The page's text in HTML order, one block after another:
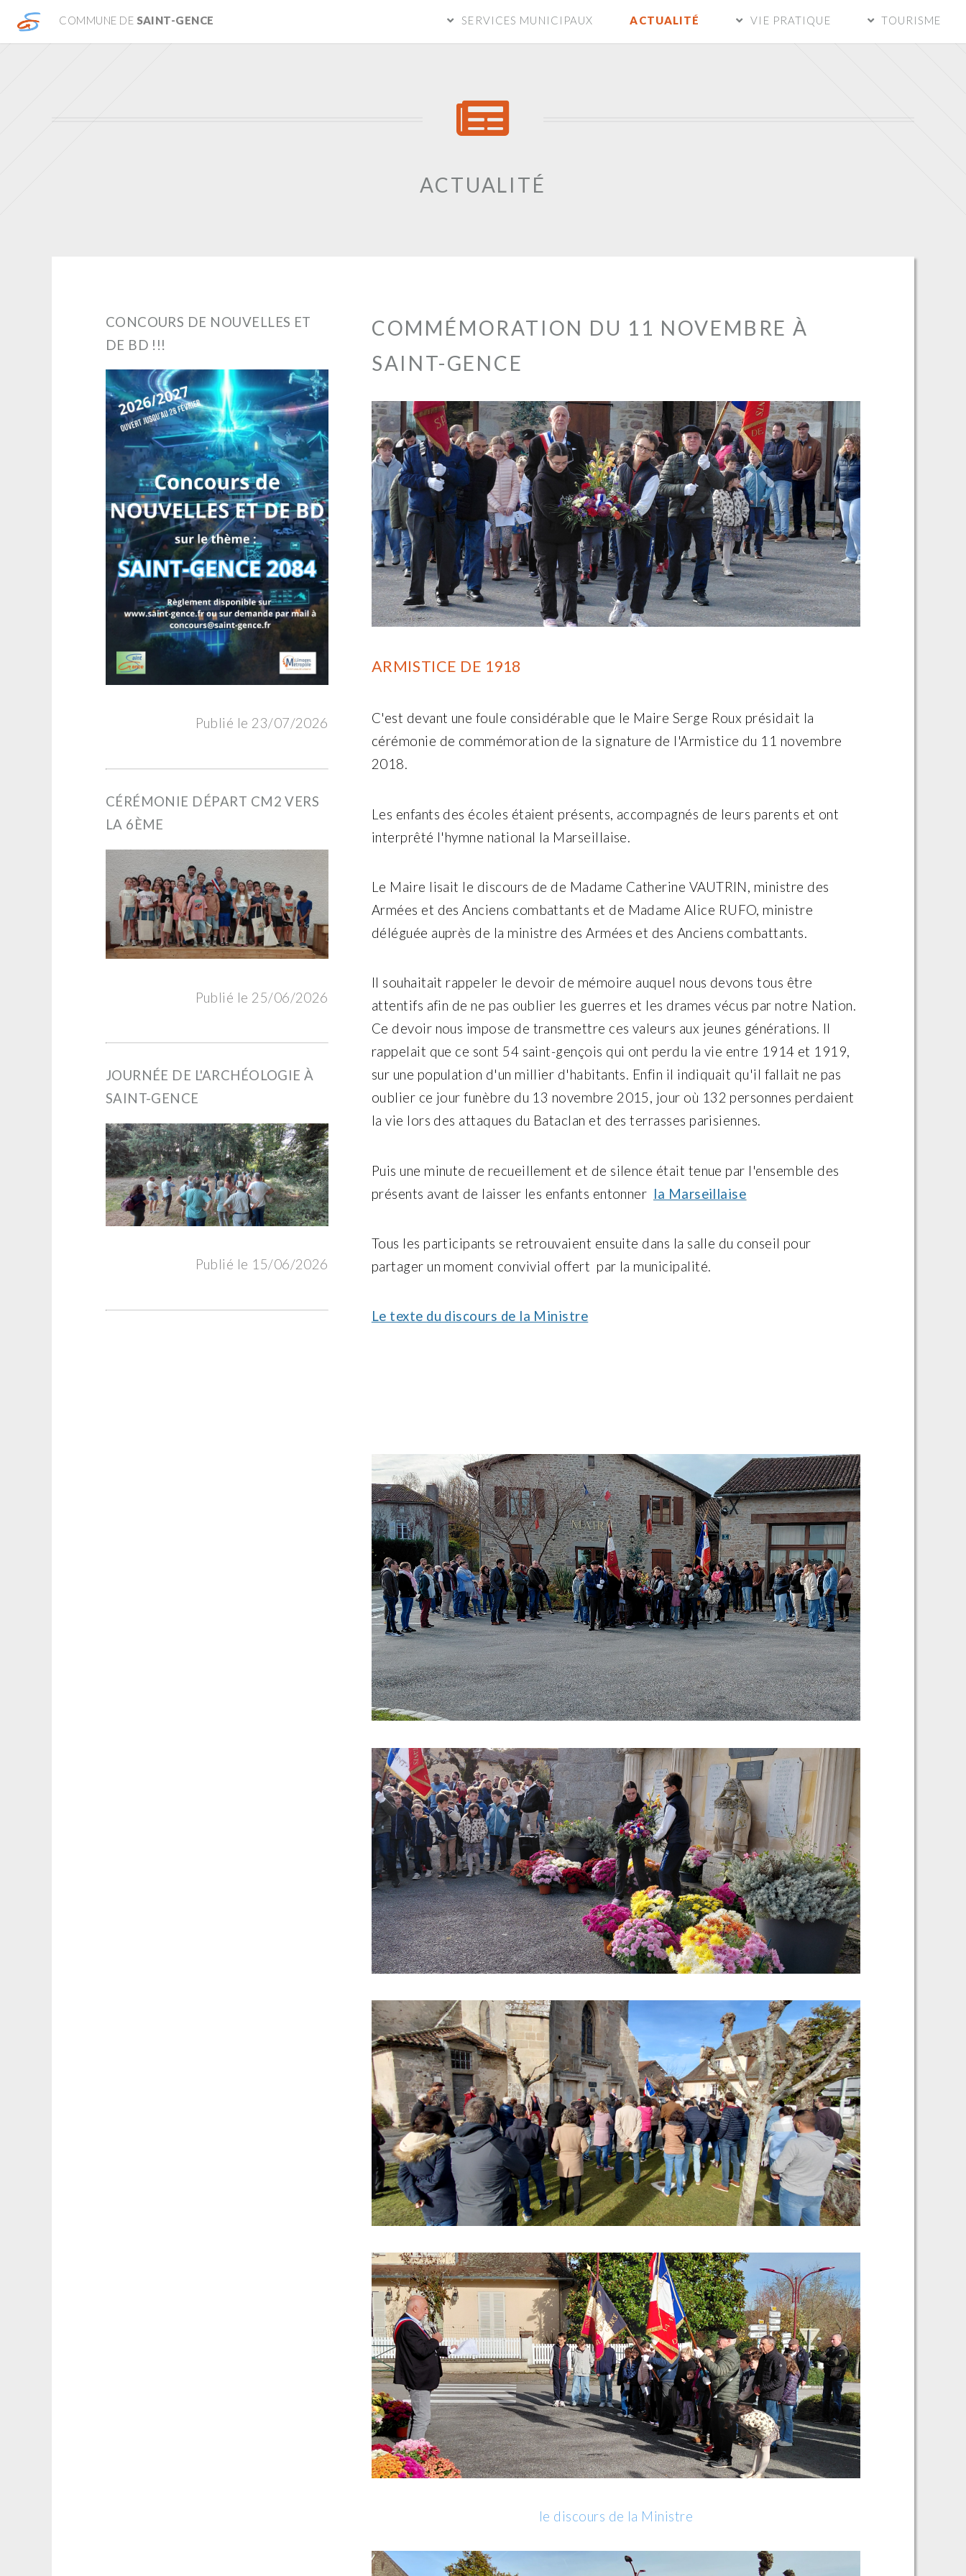
COMMUNE DE SAINT-GENCE SERVICES MUNICIPAUX ACTUALITÉ VIE PRATIQUE TOURISME
ACTUALITÉ
CONCOURS DE NOUVELLES ET
DE BD !!!
Publié le 23/07/2026
CÉRÉMONIE DÉPART CM2 VERS
LA 6ÈME
Publié le 25/06/2026
JOURNÉE DE L'ARCHÉOLOGIE À
SAINT-GENCE
Publié le 15/06/2026
COMMÉMORATION DU 11 NOVEMBRE À
SAINT-GENCE
ARMISTICE DE 1918
C'est devant une foule considérable que le Maire Serge Roux présidait la
cérémonie de commémoration de la signature de l'Armistice du 11 novembre
2018.
Les enfants des écoles étaient présents, accompagnés de leurs parents et ont
interprêté l'hymne national la Marseillaise.
Le Maire lisait le discours de de Madame Catherine VAUTRIN, ministre des
Armées et des Anciens combattants et de Madame Alice RUFO, ministre
déléguée auprès de la ministre des Armées et des Anciens combattants.
Il souhaitait rappeler le devoir de mémoire auquel nous devons tous être
attentifs afin de ne pas oublier les guerres et les drames vécus par notre Nation.
Ce devoir nous impose de transmettre ces valeurs aux jeunes générations. Il
rappelait que ce sont 54 saint-gençois qui ont perdu la vie entre 1914 et 1919,
sur une population d'un millier d'habitants. Enfin il indiquait qu'il fallait ne pas
oublier ce jour funèbre du 13 novembre 2015, jour où 132 personnes perdaient
la vie lors des attaques du Bataclan et des terrasses parisiennes.
Puis une minute de recueillement et de silence était tenue par l'ensemble des
présents avant de laisser les enfants entonner la Marseillaise
Tous les participants se retrouvaient ensuite dans la salle du conseil pour
partager un moment convivial offert par la municipalité.
Le texte du discours de la Ministre
le discours de la Ministre